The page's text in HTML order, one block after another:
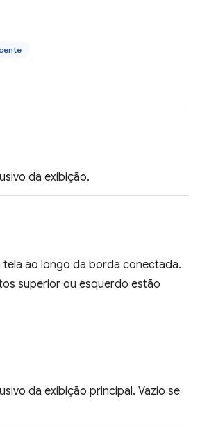
da exibição.
ao longo da borda conectada.
superior ou esquerdo estão
da exibição principal. Vazio se